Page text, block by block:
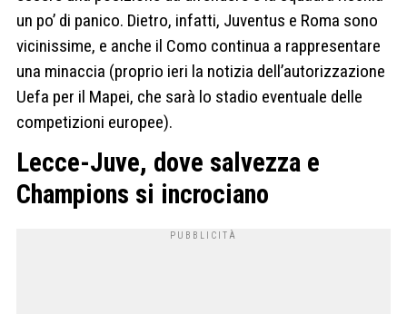
un po’ di panico. Dietro, infatti, Juventus e Roma sono
vicinissime, e anche il Como continua a rappresentare
una minaccia (proprio ieri la notizia dell’autorizzazione
Uefa per il Mapei, che sarà lo stadio eventuale delle
competizioni europee).
Lecce-Juve, dove salvezza e
Champions si incrociano